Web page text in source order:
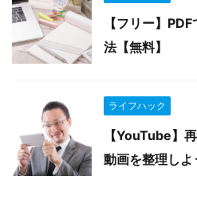
【フリー】
法【無料】
ライフハック
【YouTube】
動画を整理しよ